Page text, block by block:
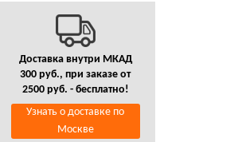
Доставка внутри МКАД
300 руб., при заказе от
2500 руб. - бесплатно!
Узнать о доставке по
Москве